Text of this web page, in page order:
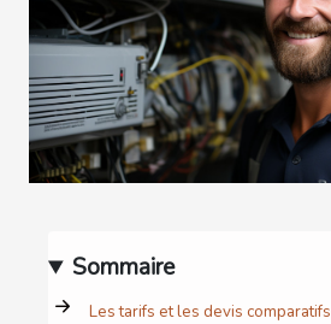
Sommaire
Les tarifs et les devis comparatifs